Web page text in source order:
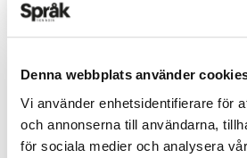
Denna webbplats använder
Vi använder enhetsidentifierare för
och annonserna till användarna,
för sociala medier och analysera
PUBLICERAD 2024-09-21